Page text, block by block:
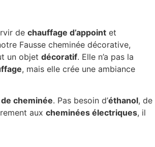
de chauffage d’appoint et
Fausse cheminée décorative,
un objet décoratif. Elle n’a pas la
, mais elle crée une ambiance
cheminée. Pas besoin d’éthanol, de
aux cheminées électriques, il